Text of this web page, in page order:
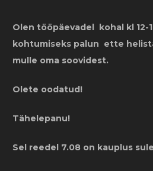
Olen tööpäevadel kohal kl 12-
kohtumiseks palun ette
mulle oma soovidest.
Olete oodatud!
Tähelepanu!
Sel reedel 7.08 on kauplus